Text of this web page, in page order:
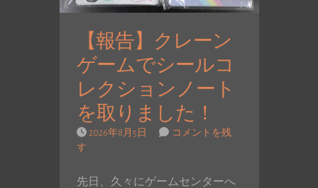
【報告】クレーン
ゲームでシールコ
レクションノート
を取りました！
2026年8月5日
コメントを残
す
先日、久々にゲームセンターへ